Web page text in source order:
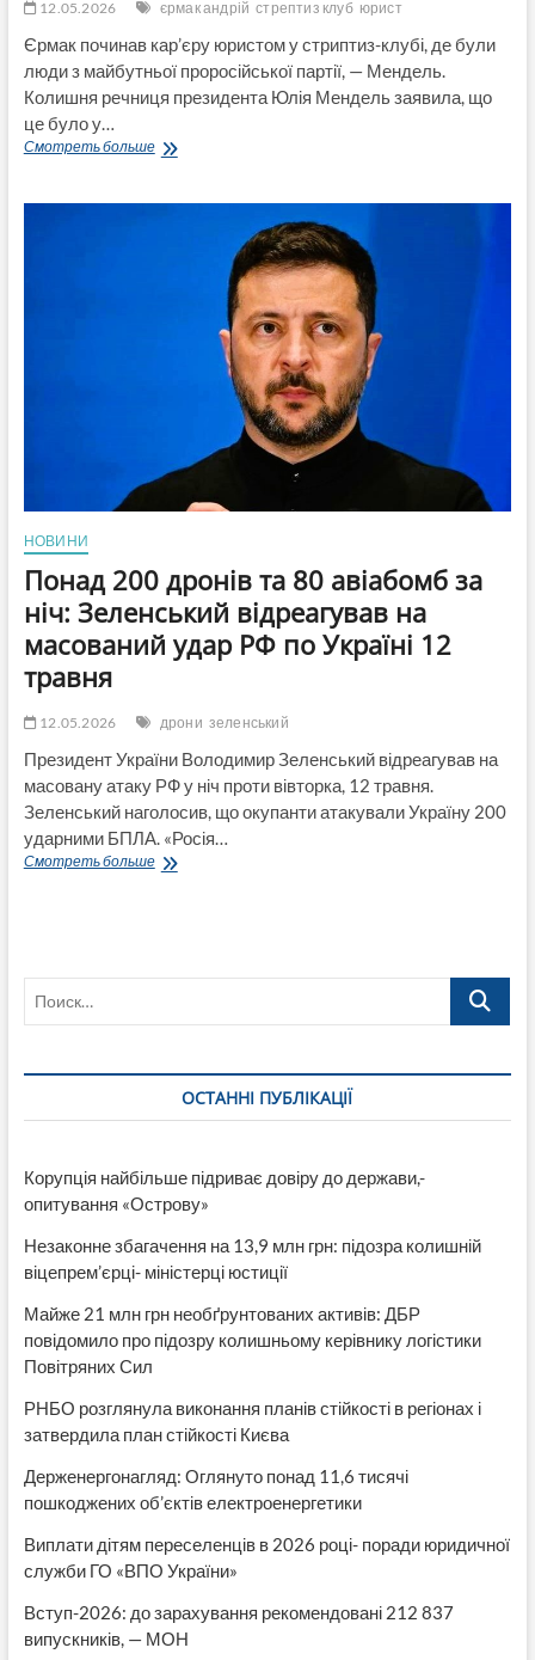
12.05.2026 єрмак андрій стрептиз клуб юрист
Єрмак починав кар’єру юристом у стриптиз-клубі, де були
люди з майбутньої проросійської партії, — Мендель.
Колишня речниця президента Юлія Мендель заявила, що
це було у…
Смотреть большеЮрист
клубі
несподівані
Андрія
Єрмак
НОВИНИ
Понад 200 дронів та 80 авіабомб за
ніч: Зеленський відреагував на
масований удар РФ по Україні 12
травня
12.05.2026 дрони зеленський
Президент України Володимир Зеленський відреагував на
масовану атаку РФ у ніч проти вівторка, 12 травня.
Зеленський наголосив, що окупанти атакували Україну 200
ударними БПЛА. «Росія…
Смотреть большеПонад
Зеленський
на
масований
удар
Україні
12
Поиск…
ОСТАННІ ПУБЛІКАЦІЇ
Корупція найбільше підриває довіру до держави,-
опитування «Острову»
Незаконне збагачення на 13,9 млн грн: підозра колишній
віцепрем’єрці- міністерці юстиції
Майже 21 млн грн необґрунтованих активів: ДБР
повідомило про підозру колишньому керівнику логістики
Повітряних Сил
РНБО розглянула виконання планів стійкості в регіонах і
затвердила план стійкості Києва
Держенергонагляд: Оглянуто понад 11,6 тисячі
пошкоджених об’єктів електроенергетики
Виплати дітям переселенців в 2026 році- поради юридичної
служби ГО «ВПО України»
Вступ-2026: до зарахування рекомендовані 212 837
випускників, — МОН